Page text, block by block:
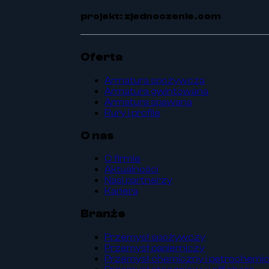
projekt: zjednoczenie.com
Oferta
Armatura spożywcza
Armatura gwintowana
Armatura spawana
Rury i profile
O nas
O firmie
Aktualności
Nasi partnerzy
Kariera
Branże
Przemysł spożywczy
Przemysł papierniczy
Przemysł chemiczny i